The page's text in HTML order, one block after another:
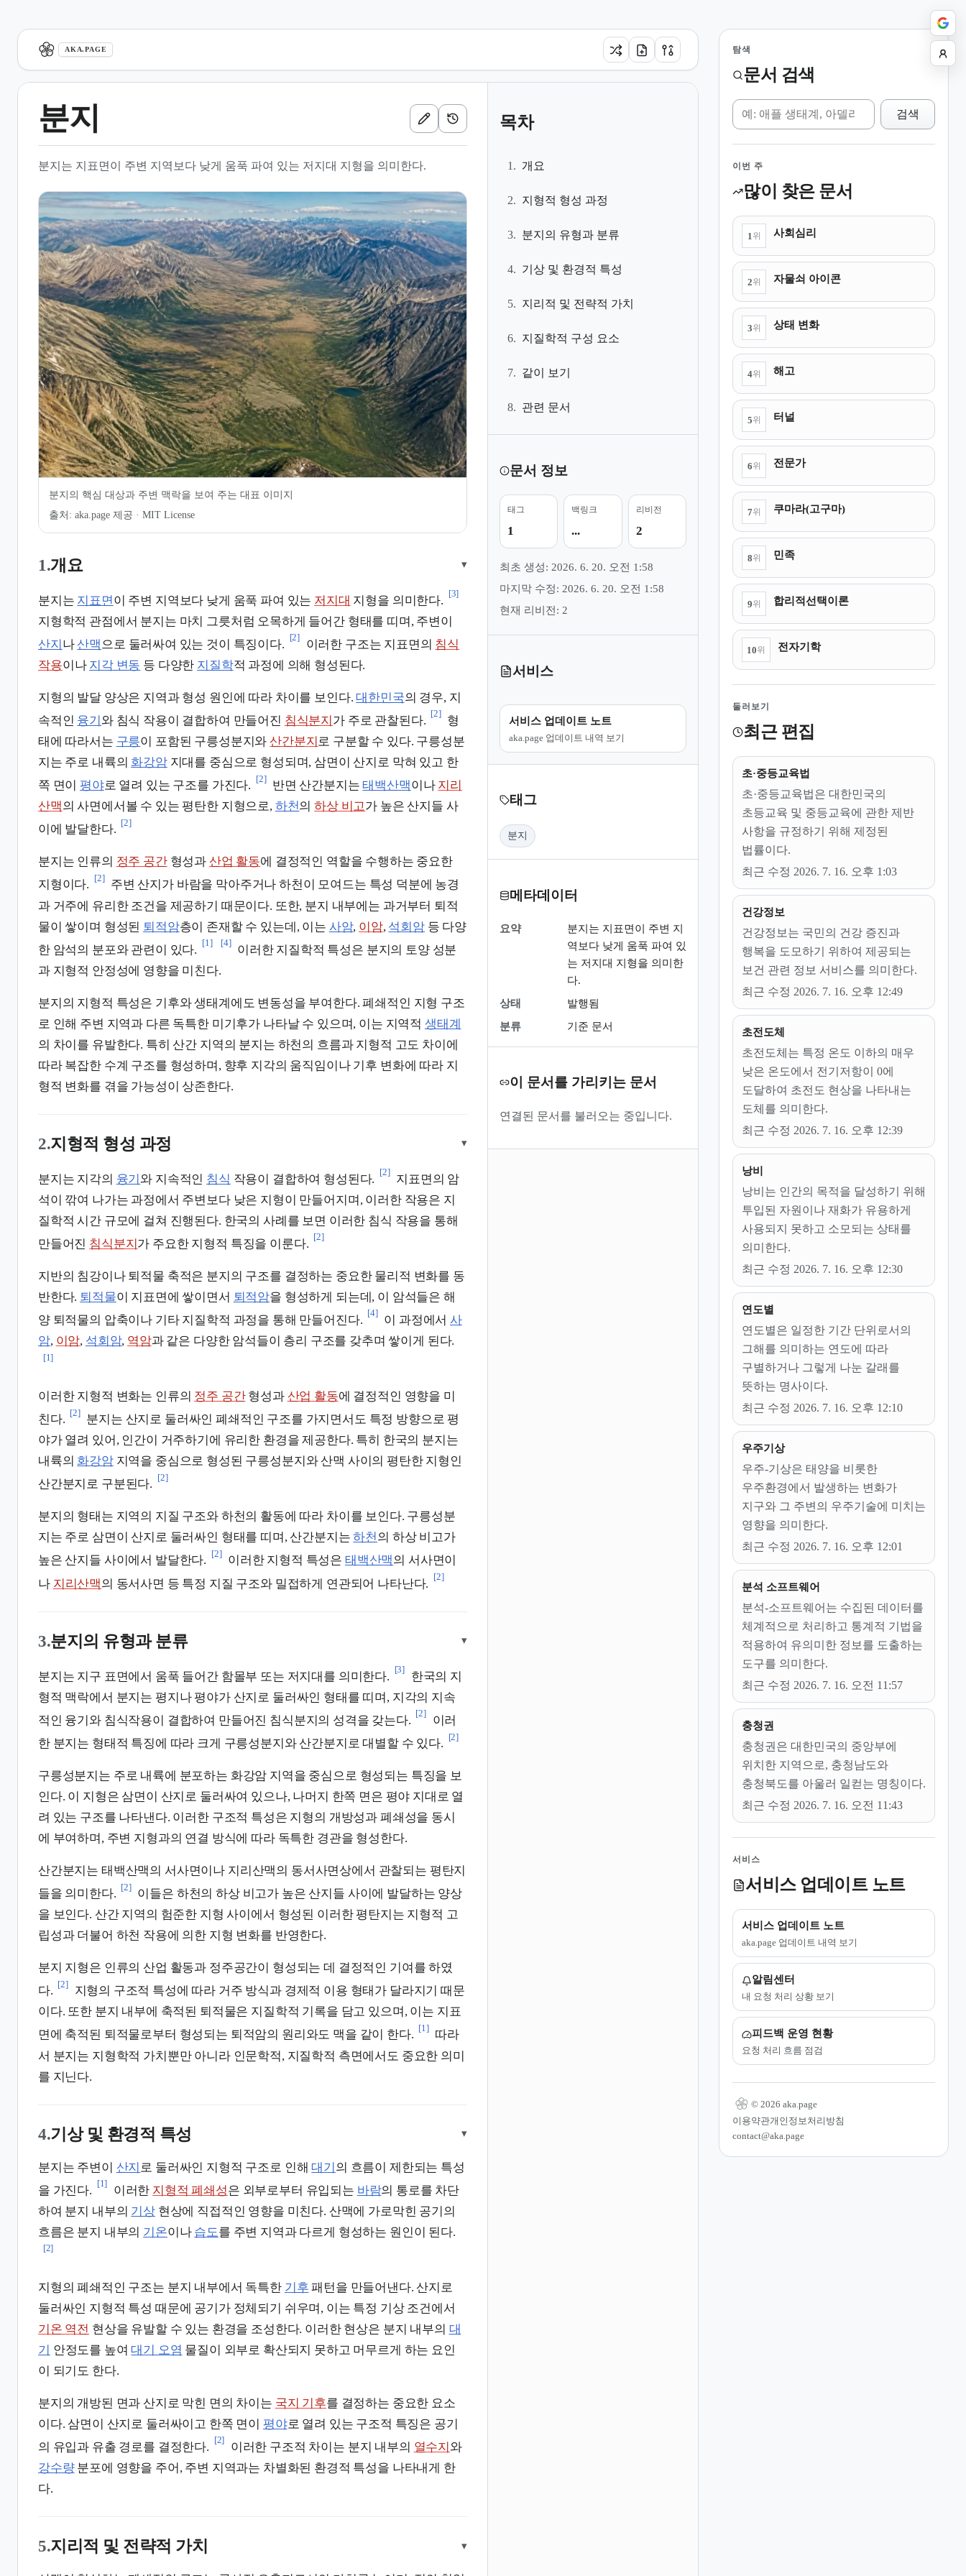
AKA.PAGE
분지
분지는 지표면이 주변 지역보다 낮게 움푹 파여 있는 저지대 지형을 의미한다.
분지의 핵심 대상과 주변 맥락을 보여 주는 대표 이미지
출처: aka.page 제공 · MIT License
1.개요 ▾
분지는 지표면 이 주변 지역보다 낮게 움푹 파여 있는 저지대 지형을 의미한다.
[3]
지형학적 관점에서 분지는 마치 그릇처럼 오목하게 들어간 형태를 띠며, 주변이
산지 나산맥으로 둘러싸여 있는 것이 특징이다.
[2]
이러한 구조는 지표면의 침식
작용이나 지각 변동 등 다양한 지질학적 과정에 의해 형성된다.
지형의 발달 양상은 지역과 형성 원인에 따라 차이를 보인다.대한민국의 경우, 지
속적인 융기 와 침식 작용이 결합하여 만들어진 침식분지 가 주로 관찰된다.
[2]
형
태에 따라서는 구릉이 포함된 구릉성분지와산간분지로 구분할 수 있다. 구릉성분
지는 주로 내륙의 화강암지대를 중심으로 형성되며, 삼면이 산지로 막혀 있고 한
쪽 면이 평야로 열려 있는 구조를 가진다.
[2]
반면 산간분지는태백산맥이나 지리
산맥의 사면에서볼 수 있는 평탄한 지형으로, 하천의하상 비고가 높은 산지들 사
이에 발달한다.
[2]
분지는 인류의 정주 공간형성과 산업 활동에 결정적인 역할을 수행하는 중요한
지형이다.
[2]
주변 산지가 바람을 막아주거나 하천이 모여드는 특성 덕분에 농경
과 거주에 유리한 조건을 제공하기 때문이다. 또한, 분지 내부에는 과거부터 퇴적
물이 쌓이며 형성된 퇴적암층이 존재할 수 있는데, 이는 사암, 이암, 석회암등 다양
한 암석의 분포와 관련이 있다.
[1] [4]
이러한 지질학적 특성은 분지의 토양 성분
과 지형적 안정성에 영향을 미친다.
분지의 지형적 특성은 기후와 생태계에도 변동성을 부여한다. 폐쇄적인 지형 구조
로 인해 주변 지역과 다른 독특한 미기후가 나타날 수 있으며, 이는 지역적 생태계
의 차이를 유발한다. 특히 산간 지역의 분지는 하천의 흐름과 지형적 고도 차이에
따라 복잡한 수계 구조를 형성하며, 향후 지각의 움직임이나 기후 변화에 따라 지
형적 변화를 겪을 가능성이 상존한다.
2.지형적 형성 과정 ▾
분지는 지각의 융기 와 지속적인 침식 작용이 결합하여 형성된다.
[2]
지표면의 암
석이 깎여 나가는 과정에서 주변보다 낮은 지형이 만들어지며, 이러한 작용은 지
질학적 시간 규모에 걸쳐 진행된다. 한국의 사례를 보면 이러한 침식 작용을 통해
만들어진 침식분지가 주요한 지형적 특징을 이룬다.
[2]
지반의 침강이나 퇴적물 축적은 분지의 구조를 결정하는 중요한 물리적 변화를 동
반한다. 퇴적물이 지표면에 쌓이면서 퇴적암을 형성하게 되는데, 이 암석들은 해
양 퇴적물의 압축이나 기타 지질학적 과정을 통해 만들어진다.
[4]
이 과정에서사
암, 이암, 석회암, 역암과 같은 다양한 암석들이 층리 구조를 갖추며 쌓이게 된다.
[1]
이러한 지형적 변화는 인류의 정주 공간형성과 산업 활동에 결정적인 영향을 미
친다.
[2]
분지는 산지로 둘러싸인 폐쇄적인 구조를 가지면서도 특정 방향으로 평
야가 열려 있어, 인간이 거주하기에 유리한 환경을 제공한다. 특히 한국의 분지는
내륙의 화강암지역을 중심으로 형성된 구릉성분지와 산맥 사이의 평탄한 지형인
산간분지로 구분된다.
[2]
분지의 형태는 지역의 지질 구조와 하천의 활동에 따라 차이를 보인다. 구릉성분
지는 주로 삼면이 산지로 둘러싸인 형태를 띠며, 산간분지는하천의 하상 비고가
높은 산지들 사이에서 발달한다.
[2]
이러한 지형적 특성은 태백산맥의 서사면이
나 지리산맥의 동서사면 등 특정 지질 구조와 밀접하게 연관되어 나타난다.
[2]
3.분지의 유형과 분류 ▾
분지는 지구 표면에서 움푹 들어간 함몰부 또는 저지대를 의미한다.
[3]
한국의 지
형적 맥락에서 분지는 평지나 평야가 산지로 둘러싸인 형태를 띠며, 지각의 지속
적인 융기와 침식작용이 결합하여 만들어진 침식분지의 성격을 갖는다.
[2]
이러
한 분지는 형태적 특징에 따라 크게 구릉성분지와 산간분지로 대별할 수 있다.
[2]
구릉성분지는 주로 내륙에 분포하는 화강암 지역을 중심으로 형성되는 특징을 보
인다. 이 지형은 삼면이 산지로 둘러싸여 있으나, 나머지 한쪽 면은 평야 지대로 열
려 있는 구조를 나타낸다. 이러한 구조적 특성은 지형의 개방성과 폐쇄성을 동시
에 부여하며, 주변 지형과의 연결 방식에 따라 독특한 경관을 형성한다.
산간분지는 태백산맥의 서사면이나 지리산맥의 동서사면상에서 관찰되는 평탄지
들을 의미한다.
[2]
이들은 하천의 하상 비고가 높은 산지들 사이에 발달하는 양상
을 보인다. 산간 지역의 험준한 지형 사이에서 형성된 이러한 평탄지는 지형적 고
립성과 더불어 하천 작용에 의한 지형 변화를 반영한다.
분지 지형은 인류의 산업 활동과 정주공간이 형성되는 데 결정적인 기여를 하였
다.
[2]
지형의 구조적 특성에 따라 거주 방식과 경제적 이용 형태가 달라지기 때문
이다. 또한 분지 내부에 축적된 퇴적물은 지질학적 기록을 담고 있으며, 이는 지표
면에 축적된 퇴적물로부터 형성되는 퇴적암의 원리와도 맥을 같이 한다.
[1]
따라
서 분지는 지형학적 가치뿐만 아니라 인문학적, 지질학적 측면에서도 중요한 의미
를 지닌다.
4.기상 및 환경적 특성 ▾
분지는 주변이 산지 로 둘러싸인 지형적 구조로 인해대기 의 흐름이 제한되는 특성
을 가진다.
[1]
이러한 지형적 폐쇄성은 외부로부터 유입되는 바람의 통로를 차단
하여 분지 내부의 기상현상에 직접적인 영향을 미친다. 산맥에 가로막힌 공기의
흐름은 분지 내부의 기온이나 습도를 주변 지역과 다르게 형성하는 원인이 된다.
[2]
지형의 폐쇄적인 구조는 분지 내부에서 독특한 기후 패턴을 만들어낸다. 산지로
둘러싸인 지형적 특성 때문에 공기가 정체되기 쉬우며, 이는 특정 기상 조건에서
기온 역전 현상을 유발할 수 있는 환경을 조성한다. 이러한 현상은 분지 내부의 대
기 안정도를 높여대기 오염 물질이 외부로 확산되지 못하고 머무르게 하는 요인
이 되기도 한다.
분지의 개방된 면과 산지로 막힌 면의 차이는 국지 기후를 결정하는 중요한 요소
이다. 삼면이 산지로 둘러싸이고 한쪽 면이 평야로 열려 있는 구조적 특징은 공기
의 유입과 유출 경로를 결정한다.
[2]
이러한 구조적 차이는 분지 내부의 열수지 와
강수량분포에 영향을 주어, 주변 지역과는 차별화된 환경적 특성을 나타내게 한
다.
5.지리적 및 전략적 가치 ▾
목차
1. 개요
2. 지형적 형성 과정
3. 분지의 유형과 분류
4. 기상 및 환경적 특성
5. 지리적 및 전략적 가치
6. 지질학적 구성 요소
7. 같이 보기
8. 관련 문서
문서 정보
태그
1
백링크
...
리비전
2
최초 생성: 2026. 6. 20. 오전 1:58
마지막 수정: 2026. 6. 20. 오전 1:58
현재 리비전: 2
서비스
서비스 업데이트 노트
aka.page 업데이트 내역 보기
태그
분지
메타데이터
요약
분지는 지표면이 주변 지
역보다 낮게 움푹 파여 있
는 저지대 지형을 의미한
다.
상태
발행됨
분류
기준 문서
이 문서를 가리키는 문서
연결된 문서를 불러오는 중입니다.
개요
분지의 유형과 분류
기상 및 환경적 특성
지리적 및 전략적 가치
지질학적 구성 요소
같이 보기
관련 문서
탐색
문서 검색
위키 검색
검색
이번 주
많이 찾은 문서
1 위 사회심리
2위 자물쇠 아이콘
3위 상태 변화
4위 해고
5위 터널
6위 전문가
7위 쿠마라(고구마)
8위 민족
9위 합리적선택이론
10위 전자기학
둘러보기
최근 편집
초·중등교육법
초·중등교육법은 대한민국의
초등교육 및 중등교육에 관한 제반
사항을 규정하기 위해 제정된
법률이다.
최근 수정 2026. 7. 16. 오후 1:03
건강정보
건강정보는 국민의 건강 증진과
행복을 도모하기 위하여 제공되는
보건 관련 정보 서비스를 의미한다.
최근 수정 2026. 7. 16. 오후 12:49
초전도체
초전도체는 특정 온도 이하의 매우
낮은 온도에서 전기저항이 0에
도달하여 초전도 현상을 나타내는
도체를 의미한다.
최근 수정 2026. 7. 16. 오후 12:39
낭비
낭비는 인간의 목적을 달성하기 위해
투입된 자원이나 재화가 유용하게
사용되지 못하고 소모되는 상태를
의미한다.
최근 수정 2026. 7. 16. 오후 12:30
연도별
연도별은 일정한 기간 단위로서의
그해를 의미하는 연도에 따라
구별하거나 그렇게 나눈 갈래를
뜻하는 명사이다.
최근 수정 2026. 7. 16. 오후 12:10
우주기상
우주-기상은 태양을 비롯한
우주환경에서 발생하는 변화가
지구와 그 주변의 우주기술에 미치는
영향을 의미한다.
최근 수정 2026. 7. 16. 오후 12:01
분석 소프트웨어
분석-소프트웨어는 수집된 데이터를
체계적으로 처리하고 통계적 기법을
적용하여 유의미한 정보를 도출하는
도구를 의미한다.
최근 수정 2026. 7. 16. 오전 11:57
충청권
충청권은 대한민국의 중앙부에
위치한 지역으로, 충청남도와
충청북도를 아울러 일컫는 명칭이다.
최근 수정 2026. 7. 16. 오전 11:43
서비스
서비스 업데이트 노트
서비스 업데이트 노트
aka.page 업데이트 내역 보기
알림센터
내 요청 처리 상황 보기
피드백 운영 현황
요청 처리 흐름 점검
© 2026 aka.page
이용약관개인정보처리방침
contact@aka.page